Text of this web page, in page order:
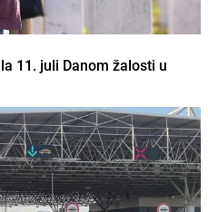
11. juli Danom žalosti u